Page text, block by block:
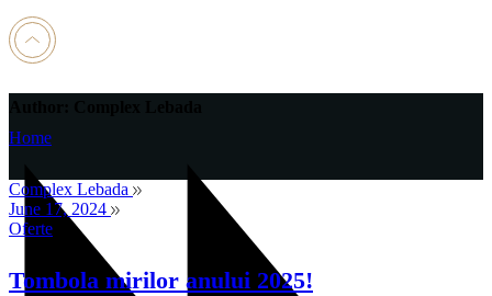
Home
Complex Lebada
June 17, 2024
Oferte
Tombola mirilor anului 2025!